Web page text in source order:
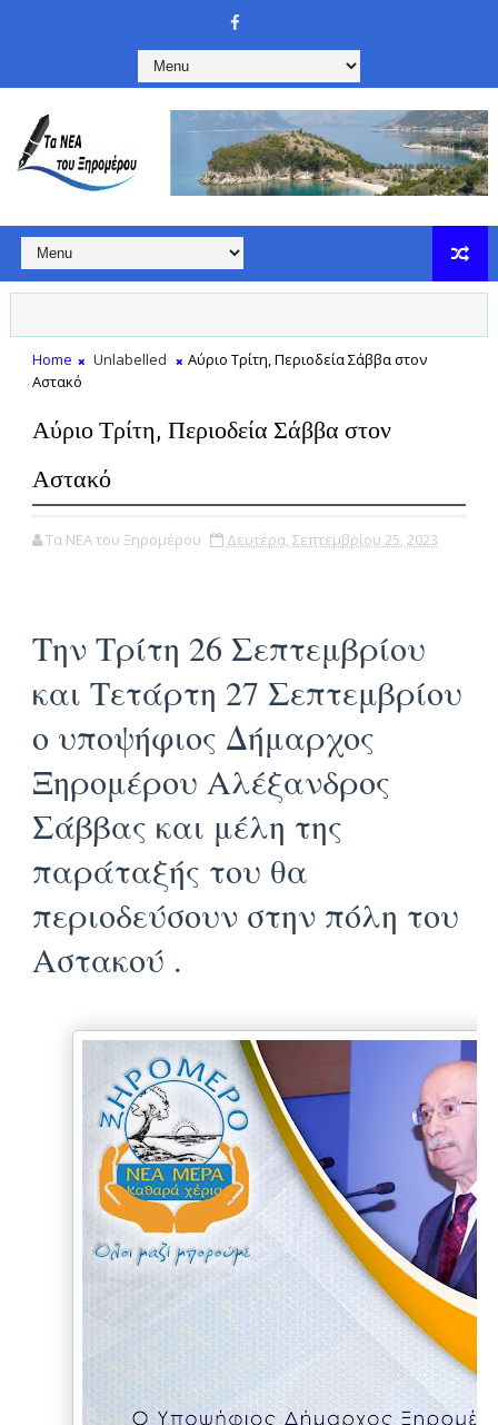
Home Unlabelled
Αύριο Τρίτη, Περιοδεία Σάββα στον
Αστακό
Αύριο Τρίτη, Περιοδεία Σάββα στον
Αστακό
Τα ΝΕΑ του Ξηρομέρου Δευτέρα, Σεπτεμβρίου 25, 2023
Την Τρίτη 26 Σεπτεμβρίου
και Τετάρτη 27 Σεπτεμβρίου
ο υποψήφιος Δήμαρχος
Ξηρομέρου Αλέξανδρος
Σάββας και μέλη της
παράταξής του θα
περιοδεύσουν στην πόλη του
Αστακού .